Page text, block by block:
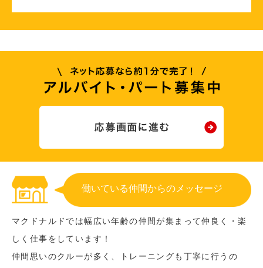
働いている仲間からのメッセージ
マクドナルドでは幅広い年齢の仲間が集まって仲良く・楽
しく仕事をしています！
仲間思いのクルーが多く、トレーニングも丁寧に行うの